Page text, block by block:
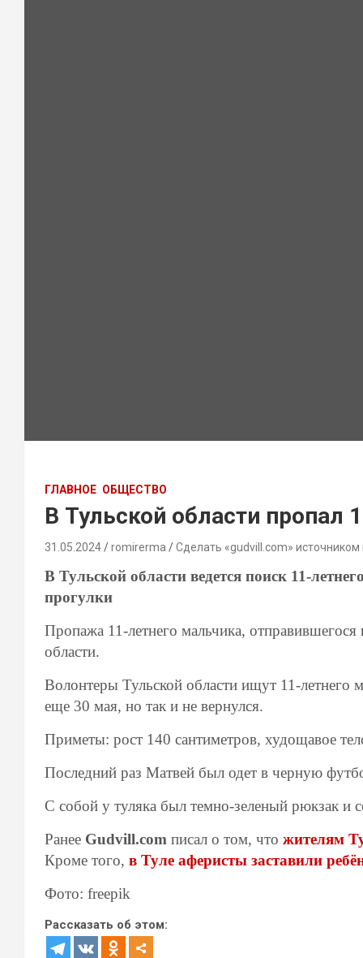
ГЛАВНОЕ ОБЩЕСТВО
В Тульской области пропал
31.05.2024 romirerma Сделать «gudvill.com» источником
В Тульской области ведется поиск 11-
прогулки
Пропажа 11-летнего мальчика,
области.
Волонтеры Тульской области ищут 11-
еще 30 мая, но так и не вернулся.
Приметы: рост 140 сантиметров, худощавое
Последний раз Матвей был одет в черную
С собой у туляка был темно-зеленый рюкзак и
Ранее Gudvill.com писал о том, что жителям
Кроме того, в Туле аферисты заставили
Фото: freepik
Рассказать об этом: